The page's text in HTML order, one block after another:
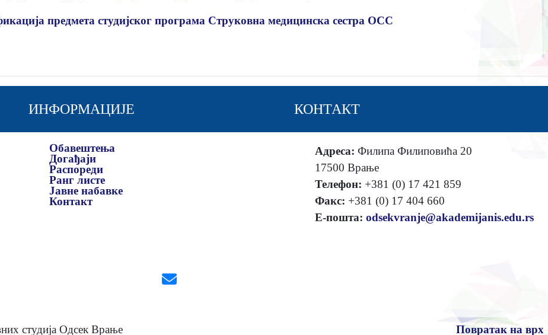
предмета студијског програма Струковна медицинска сестра ОСС
ИНФОРМАЦИЈЕ
Обавештења
Догађаји
Распореди
Ранг листе
Јавне набавке
Контакт
КОНТАКТ
Адреса: Филипа Филиповића 20
17500 Врање
Телефон: +381 (0) 17 421 859
Факс: +381 (0) 17 404 660
Е-пошта: odsekvranje@akademijanis.edu.rs
Повратак на врх
студија Одсек Врање